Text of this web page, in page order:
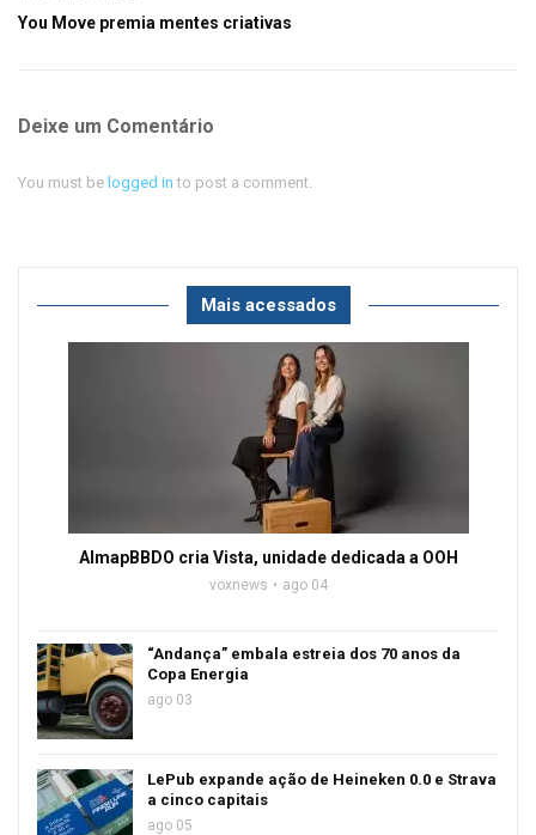
You Move premia mentes criativas
Deixe um Comentário
You must be logged in to post a comment.
Mais acessados
AlmapBBDO cria Vista, unidade dedicada a OOH
voxnews ago 04
“Andança” embala estreia dos 70 anos da
Copa Energia
ago 03
LePub expande ação de Heineken 0.0 e Strava
a cinco capitais
ago 05